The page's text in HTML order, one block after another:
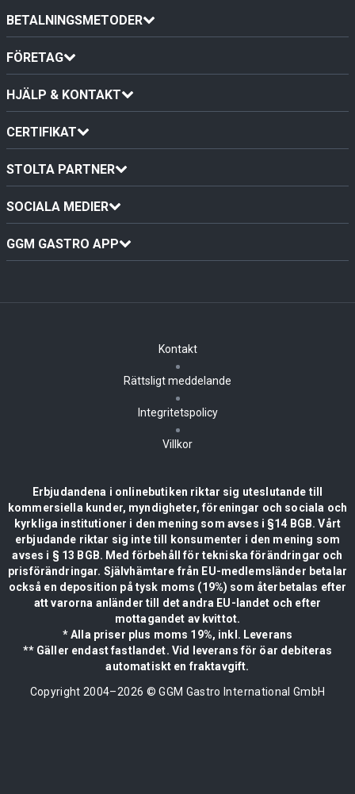
BETALNINGSMETODER
FÖRETAG
HJÄLP & KONTAKT
CERTIFIKAT
STOLTA PARTNER
SOCIALA MEDIER
GGM GASTRO APP
Kontakt
Rättsligt meddelande
Integritetspolicy
Villkor
Erbjudandena i onlinebutiken riktar sig uteslutande till
kommersiella kunder, myndigheter, föreningar och sociala och
kyrkliga institutioner i den mening som avses i §14 BGB. Vårt
erbjudande riktar sig inte till konsumenter i den mening som
avses i § 13 BGB. Med förbehåll för tekniska förändringar och
prisförändringar. Självhämtare från EU-medlemsländer betalar
också en deposition på tysk moms (19%) som återbetalas efter
att varorna anländer till det andra EU-landet och efter
mottagandet av kvittot.
* Alla priser plus moms 19%, inkl. Leverans
** Gäller endast fastlandet. Vid leverans för öar debiteras
automatiskt en fraktavgift.
Copyright 2004–2026 © GGM Gastro International GmbH